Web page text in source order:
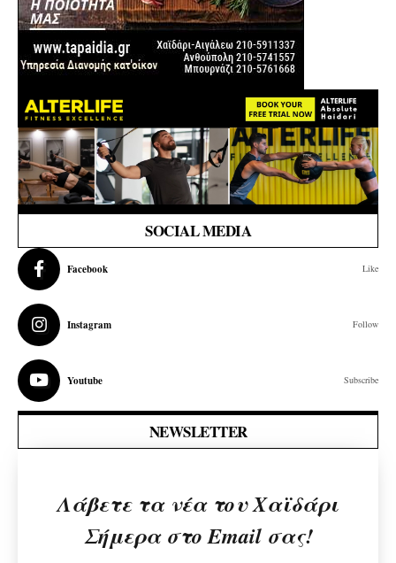
SOCIAL MEDIA
Facebook Like
Instagram Follow
Youtube Subscribe
NEWSLETTER
Λάβετε τα νέα του Χαϊδάρι
Σήμερα στο Email σας!